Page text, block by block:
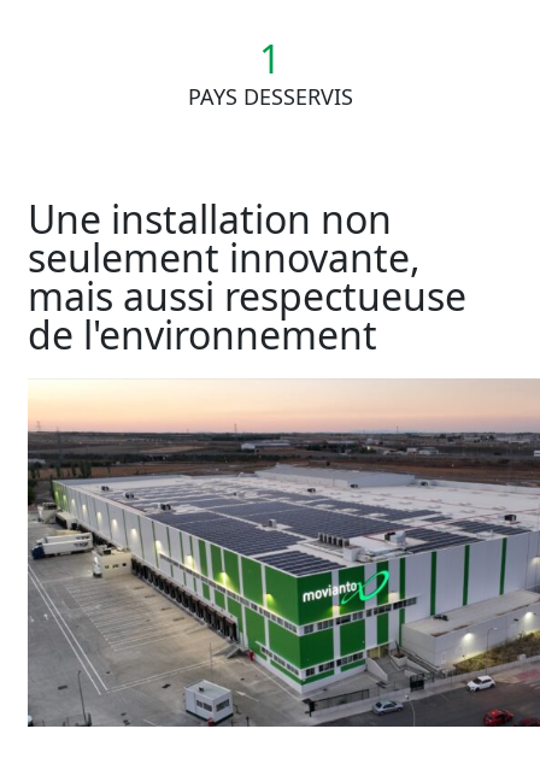
1
PAYS DESSERVIS
Une installation non
seulement innovante,
mais aussi respectueuse
de l'environnement